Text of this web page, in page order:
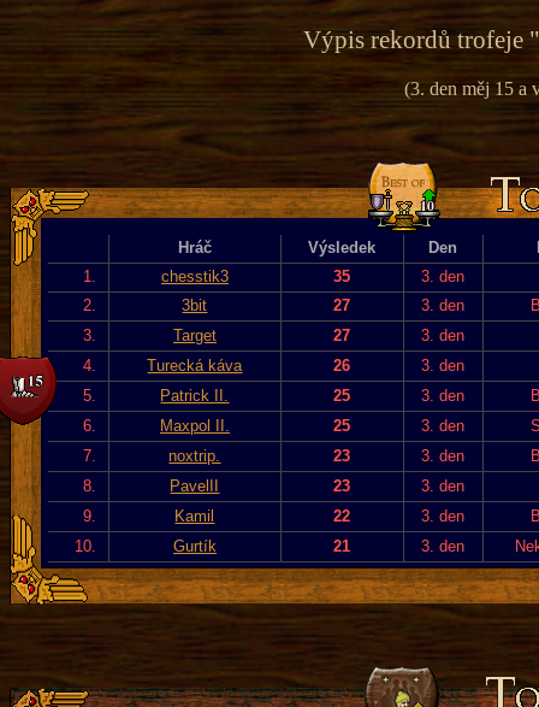
Výpis rekordů trofeje
(3. den měj 15 a
Hráč Výsledek Den
1.
chesstik3 35
3. den
2.
3bit 27 3. den
3.
Target 27
3. den
4.
Turecká káva 26
3. den
5.
Patrick II. 25 3. den
6.
Maxpol II. 25 3. den
7.
noxtrip. 23 3. den
8.
PavelII 23
3. den
9.
Kamil 22 3. den
10.
Gurtík 21 3. den